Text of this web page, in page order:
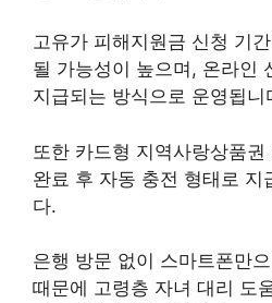
고유가 피해지원금 신청 기
될 가능성이 높으며, 온라인
지급되는 방식으로 운영됩니
또한 카드형 지역사랑상품
완료 후 자동 충전 형태로 지
다.
은행 방문 없이 스마트폰만
때문에 고령층 자녀 대리 도